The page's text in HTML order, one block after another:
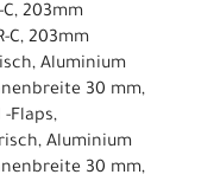
C, 203mm
C, 203mm
Aluminium
30 mm,
Flaps,
Aluminium
30 mm,